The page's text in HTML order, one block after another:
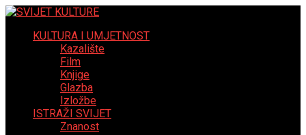
KULTURA I UMJETNOST
Kazalište
Film
Knjige
Glazba
Izložbe
ISTRAŽI SVIJET
Znanost